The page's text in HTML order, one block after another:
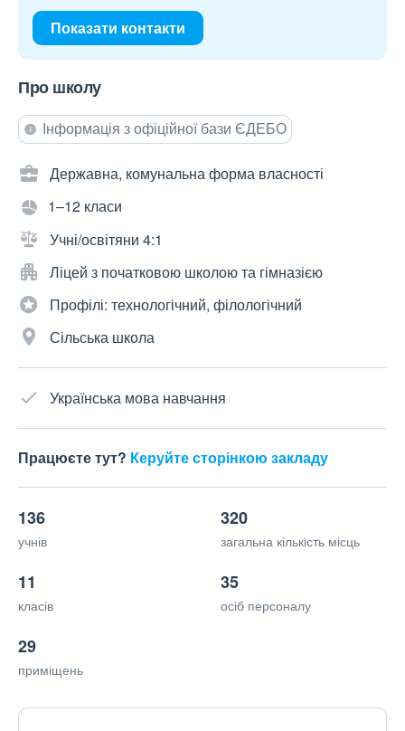
Показати контакти
Про школу
Інформація з офіційної бази ЄДЕБО
Державна, комунальна форма власності
1–12 класи
Учні/освітяни 4:1
Ліцей з початковою школою та гімназією
Профілі: технологічний, філологічний
Сільська школа
Українська мова навчання
Працюєте тут? Керуйте сторінкою закладу
136
учнів
320
загальна кількість місць
11
класів
35
осіб персоналу
29
приміщень